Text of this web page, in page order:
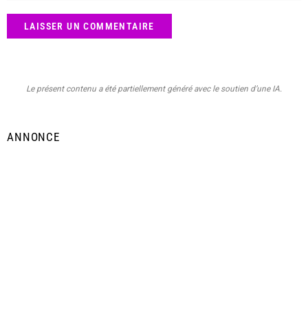
Le présent contenu a été partiellement généré avec le soutien d’une IA.
ANNONCE